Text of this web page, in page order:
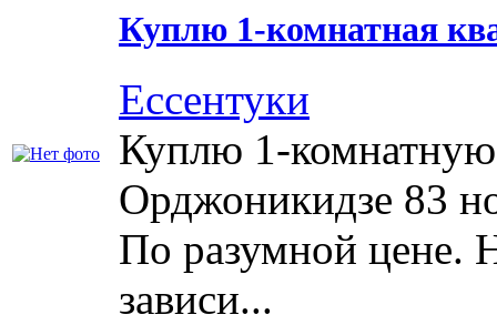
Куплю 1-комнатная
Ессентуки
Куплю 1-комнатную
Орджоникидзе 83
По разумной цене.
зависи...